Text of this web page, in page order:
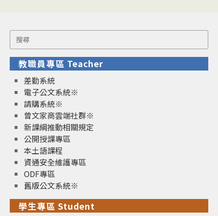
Search
for:
教職員專區 Teacher
差勤系統
電子公文系統※
請購系統※
曾文家商雲端社群※
新課綱推動相關規定
公開授課專區
本土語課程
資通安全維護專區
ODF專區
舊版公文系統※
學生專區 Student